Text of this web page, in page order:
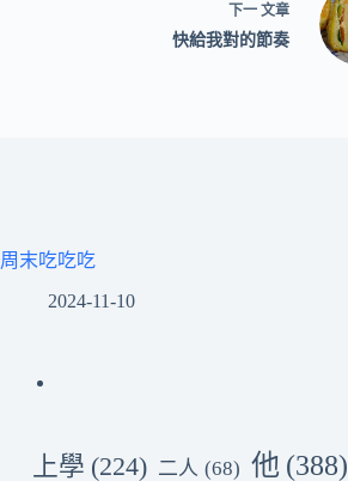
下一 文章
快給我對的節奏
周末吃吃吃
2024-11-10
上學 (224) 二人 (68) 他 (388)